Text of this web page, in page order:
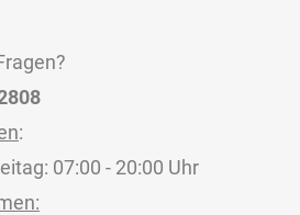
:
07:00 - 20:00 Uhr